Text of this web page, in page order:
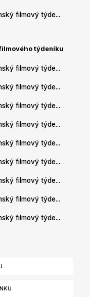
filmový týde...
týdeníku
filmový týde...
filmový týde...
filmový týde...
filmový týde...
filmový týde...
filmový týde...
filmový týde...
filmový týde...
filmový týde...